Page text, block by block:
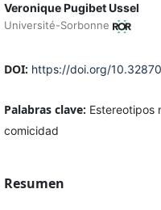
Veronique Pugibet Ussel
Université-Sorbonne
DOI: https://doi.org/
Palabras clave: Estereotipos
comicidad
Resumen